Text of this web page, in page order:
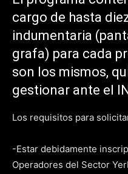
cargo de hasta
indumentaria
grafa) para cada
son los mismos,
gestionar ante el
Los requisitos para
-Estar debidamente
Operadores del Sector